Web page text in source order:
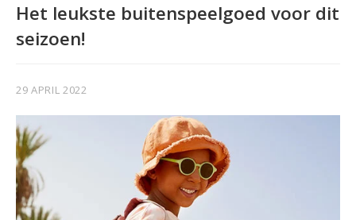
Het leukste buitenspeelgoed voor dit
seizoen!
29 APRIL 2022